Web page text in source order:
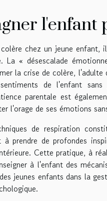
l'enfant
chez un jeune
La « désescalade
la crise de colère,
de l'enfant
parentale est
l'orage de ses émotions
de respiration
à prendre de profondes
Cette pratique, à
à l'enfant des
jeunes enfants dans la